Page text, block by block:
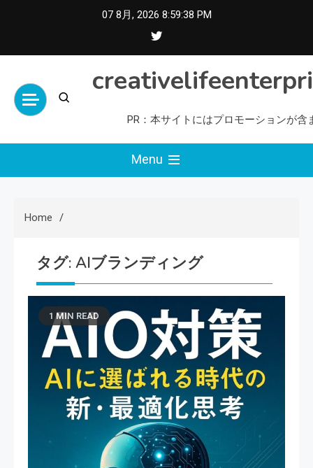
07 8月, 2026 8:59:39 PM
PR：本サイトにはプロモーションが含
Menu
Home
タグ: AIブランディング
1 MIN READ